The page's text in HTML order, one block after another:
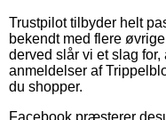
Trustpilot tilbyder helt
bekendt med flere
derved slår vi et slag
anmeldelser af
du shopper.
Facebook præsterer